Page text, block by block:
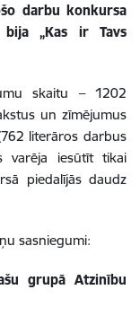
darbu konkursa
bija „Kas ir Tavs
skaitu – 1202
un zīmējumus
literāros darbus
varēja iesūtīt tikai
piedalījās daudz
sasniegumi:
grupā Atzinību